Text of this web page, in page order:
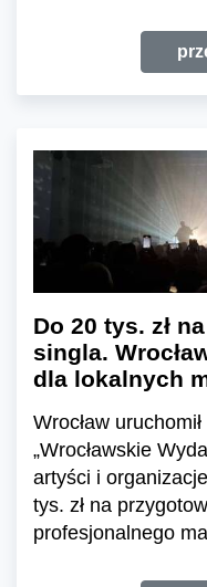
Do 20 tys. zł
singla.
dla lokalnych
Wrocław
„Wrocławskie
artyści i
tys. zł na
profesjonalnego